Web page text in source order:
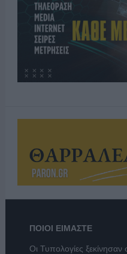
ΠΟΙΟΙ ΕΙΜΑΣΤΕ
Οι Τυπολογίες